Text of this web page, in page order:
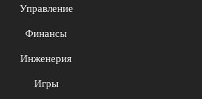
Управление
Финансы
Инженерия
Игры